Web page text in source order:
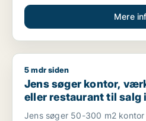
Mere
Jens søger kontor, værksted,
5 mdr siden
Jens søger kontor,
eller restaurant til salg
Vesterbro eller
Jens søger 50-300 m2